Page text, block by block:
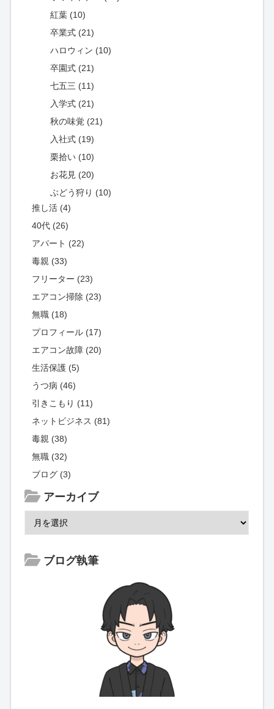
紅葉 (10)
卒業式 (21)
ハロウィン (10)
卒園式 (21)
七五三 (11)
入学式 (21)
秋の味覚 (21)
入社式 (19)
栗拾い (10)
お花見 (20)
ぶどう狩り (10)
推し活 (4)
40代 (26)
アパート (22)
毒親 (33)
フリーター (23)
エアコン掃除 (23)
無職 (18)
プロフィール (17)
エアコン故障 (20)
生活保護 (5)
うつ病 (46)
引きこもり (11)
ネットビジネス (81)
毒親 (38)
無職 (32)
ブログ (3)
アーカイブ
ブログ執筆